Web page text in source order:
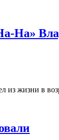
На»
из жизни в